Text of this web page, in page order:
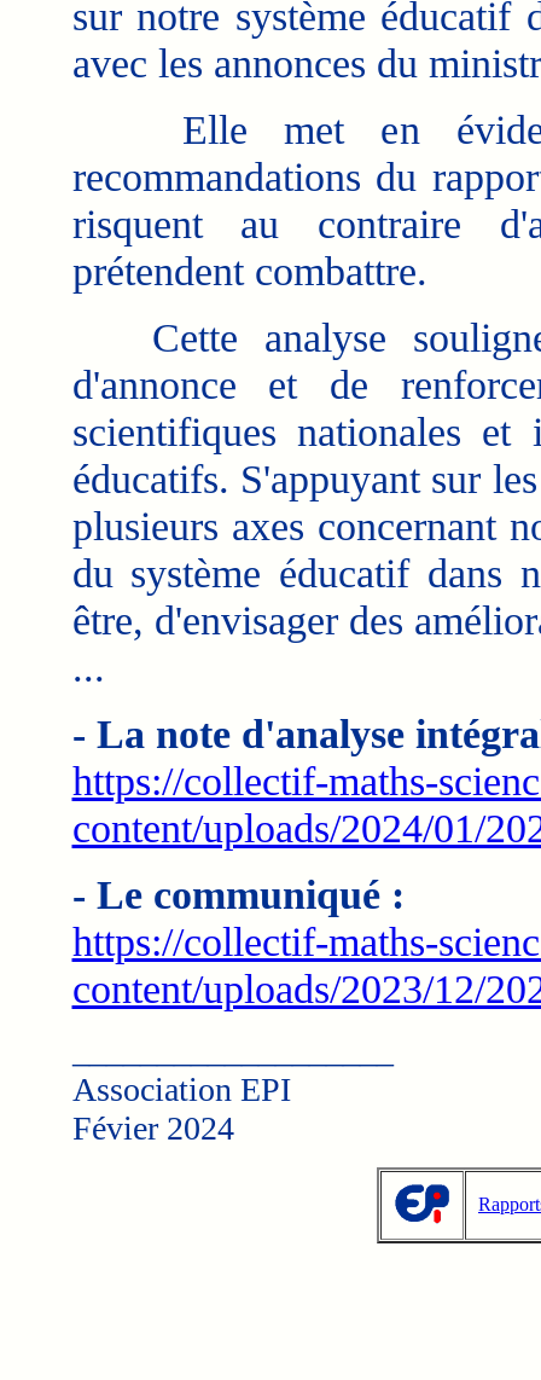
sur notre système éducatif
avec les annonces du
Elle met en
recommandations du
risquent au contraire
prétendent combattre.
Cette analyse
d'annonce et de
scientifiques nationales et
éducatifs. S'appuyant sur
plusieurs axes concernant
du système éducatif dans
être, d'envisager des
...
- La note d'analyse
https://collectif-maths-
content/uploads/2024/01/
- Le communiqué :
https://collectif-maths-
content/uploads/2023/12/
Association EPI
Févier 2024